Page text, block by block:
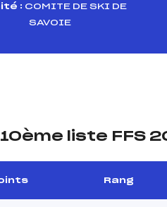
: COMITE DE SKI DE
SAVOIE
liste FFS
Rang